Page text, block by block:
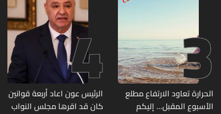
3
الحرارة تعاود الارتفاع مطلع
الأسبوع المقبل... إليكم
4
الرئيس عون اعاد أربعة قوانين
كان قد اقرها مجلس النواب